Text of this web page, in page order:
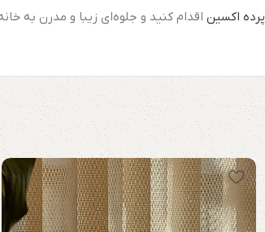
پرده اکسین اقدام کنید و جلوه‌ای زیبا و مدرن به